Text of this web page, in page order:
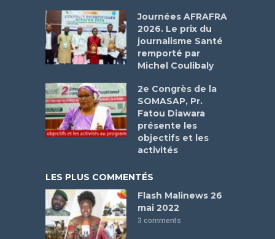
Journées AFRAFRA
2026. Le prix du
journalisme Santé
remporté par
Michel Coulibaly
2e Congrès de la
SOMASAP, Pr.
Fatou Diawara
présente les
objectifs et les
activités
LES PLUS COMMENTÉS
Flash Malinews 26
mai 2022
3 comments